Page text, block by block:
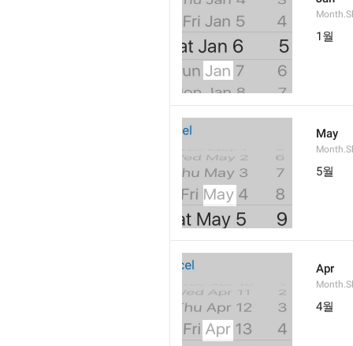
1월
May
5월
Apr
4월